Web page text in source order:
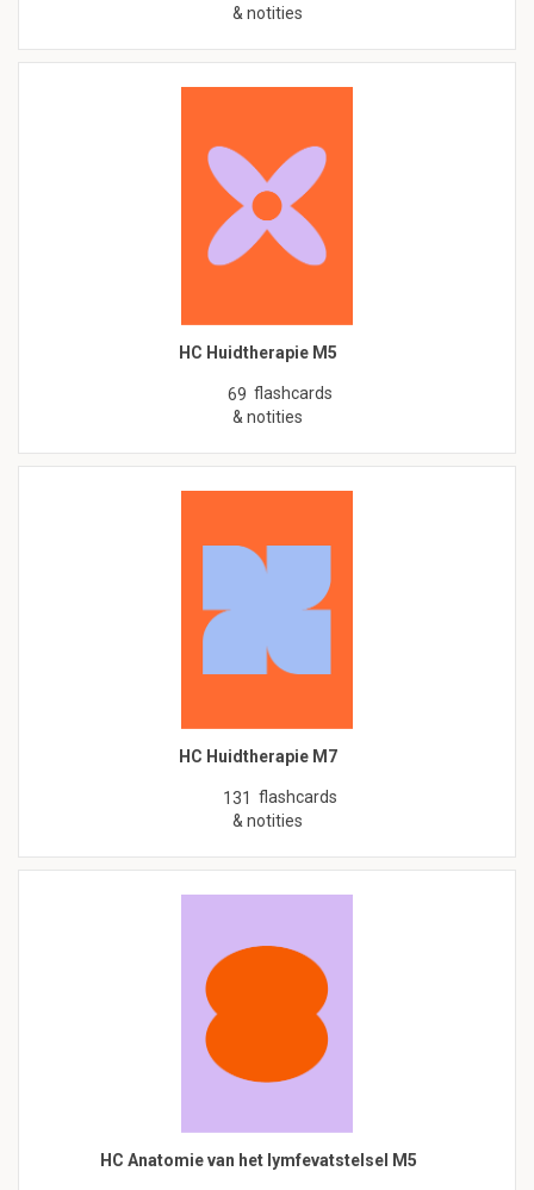
& notities
HC Huidtherapie M5
69 flashcards
& notities
HC Huidtherapie M7
131 flashcards
& notities
HC Anatomie van het lymfevatstelsel M5